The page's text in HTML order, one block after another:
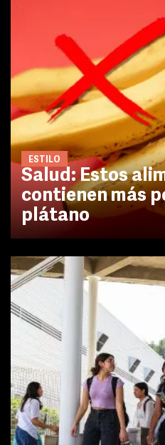
ESTILO
Salud: Estos
contienen más
plátano